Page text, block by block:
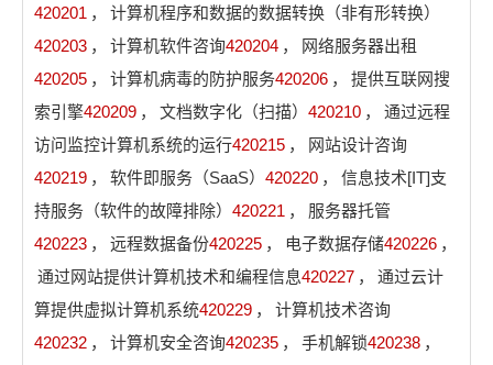
420201 ，
计算机程序和数据的数据转换（非有形转换）
420203 ， 计算机软件咨询420204 ，
网络服务器出租
420205 ， 计算机病毒的防护服务420206 ，
提供互联网搜
索引擎420209 ， 文档数字化（扫描） 420210 ，
通过远程
访问监控计算机系统的运行420215 ，
网站设计咨询
420219 ， 软件即服务（SaaS） 420220 ，
信息技术[IT]支
持服务（软件的故障排除） 420221 ，
服务器托管
420223 ， 远程数据备份420225 ， 电子数据存储420226 ，
通过网站提供计算机技术和编程信息420227 ，
通过云计
算提供虚拟计算机系统420229 ，
计算机技术咨询
420232 ， 计算机安全咨询420235 ， 手机解锁420238 ，